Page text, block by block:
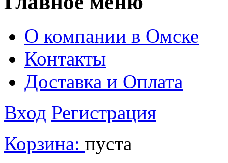
О компании в Омске
Контакты
Доставка и Оплата
Вход Регистрация
Корзина: пуста